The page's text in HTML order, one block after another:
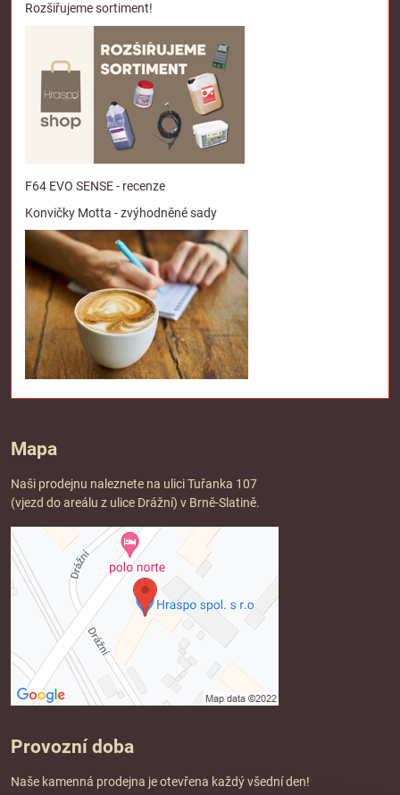
Rozšiřujeme sortiment!
F64 EVO SENSE - recenze
Konvičky Motta - zvýhodněné sady
Mapa
Naši prodejnu naleznete na ulici Tuřanka 107
(vjezd do areálu z ulice Drážní) v Brně-Slatině.
Provozní doba
Naše kamenná prodejna je otevřena každý všední den!